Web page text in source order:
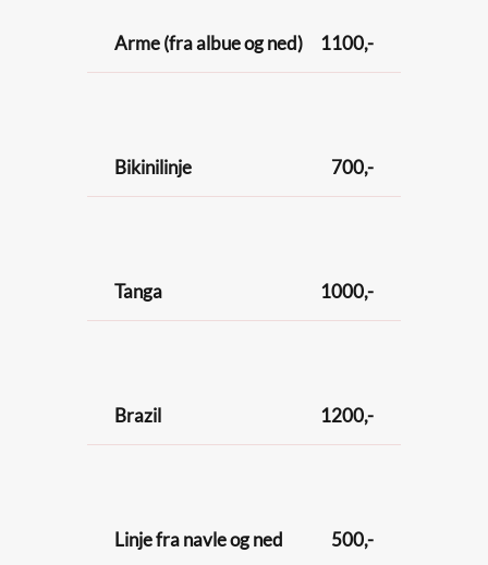
Arme (fra albue og ned) 1100,-
Bikinilinje 700,-
Tanga 1000,-
Brazil 1200,-
Linje fra navle og ned 500,-